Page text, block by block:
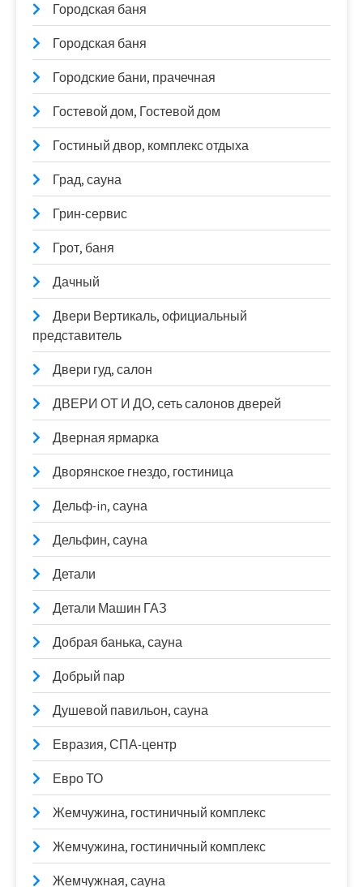
Городская баня
Городская баня
Городские бани, прачечная
Гостевой дом, Гостевой дом
Гостиный двор, комплекс отдыха
Град, сауна
Грин-сервис
Грот, баня
Дачный
Двери Вертикаль, официальный
представитель
Двери гуд, салон
ДВЕРИ ОТ И ДО, сеть салонов дверей
Дверная ярмарка
Дворянское гнездо, гостиница
Дельф-in, сауна
Дельфин, сауна
Детали
Детали Машин ГАЗ
Добрая банька, сауна
Добрый пар
Душевой павильон, сауна
Евразия, СПА-центр
Евро ТО
Жемчужина, гостиничный комплекс
Жемчужина, гостиничный комплекс
Жемчужная, сауна